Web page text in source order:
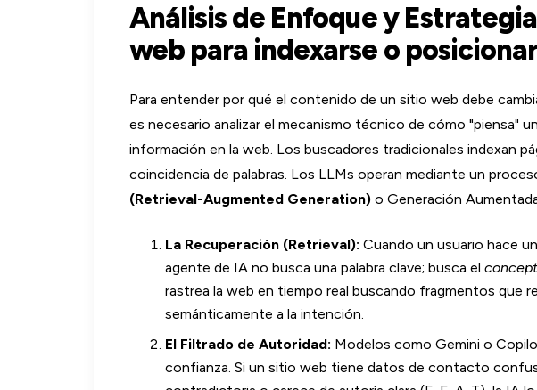
Análisis de Enfoque y
web para indexarse o
Para entender por qué el contenido de un sitio web debe
es necesario analizar el mecanismo técnico de cómo "piensa"
información en la web. Los buscadores tradicionales indexan
coincidencia de palabras. Los LLMs operan mediante un
(Retrieval-Augmented Generation)o Generación
La Recuperación (Retrieval): Cuando un usuario hace
agente de IA no busca una palabra clave; busca el
rastrea la web en tiempo real buscando fragmentos que
semánticamente a la intención.
El Filtrado de Autoridad: Modelos como Gemini o
confianza. Si un sitio web tiene datos de contacto